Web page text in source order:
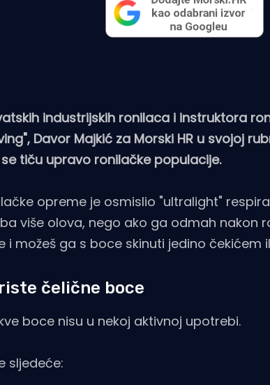
industrijskih ronilaca i instruktora
Davor Majkić za Morski HR u svojoj
tiču upravo ronilačke populacije.
opreme je osmislio "ultralight"
više olova, nego ako ga odmah nakon
i možeš ga s boce skinuti jedino čekićem
čelične boce
boce nisu u nekoj aktivnoj upotrebi.
sljedeće: